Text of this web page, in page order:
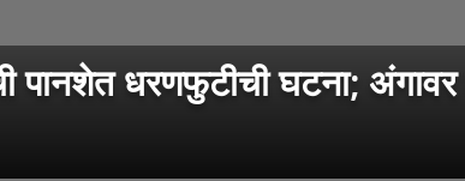
पानशेत धरणफुटीची घटना;